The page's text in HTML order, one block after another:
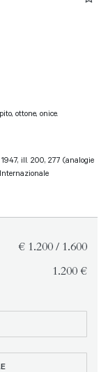
ottone, onice.
ill. 200, 277 (analogie
€ 1.200 / 1.600
€ 1.200